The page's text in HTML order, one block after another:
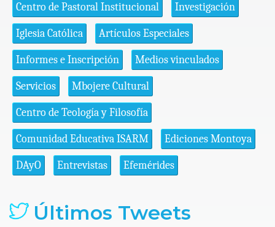
Centro de Pastoral Institucional Investigación
Iglesia Católica Artículos Especiales
Informes e Inscripción Medios vinculados
Servicios Mbojere Cultural
Centro de Teología y Filosofía
Comunidad Educativa ISARM Ediciones Montoya
DAyO Entrevistas Efemérides
Últimos Tweets